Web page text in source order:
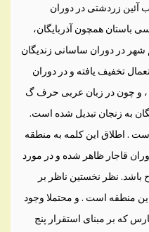
آئين زردشتی در دوران
باستان همچون آذربايگان،
در دوران ساسانی زنديگان
تخفيف يافته و در دوران
، و چون در زبان عربی حرف گ
به زنجان تبديل شده است.
. اطلاق اين کلمه به منطقه
قاجار ظاهر شده و در مورد
نظر نخستين ناظر بر
اين منطقه است . و محتملا وجود
که بر مبنای استقرار پنج